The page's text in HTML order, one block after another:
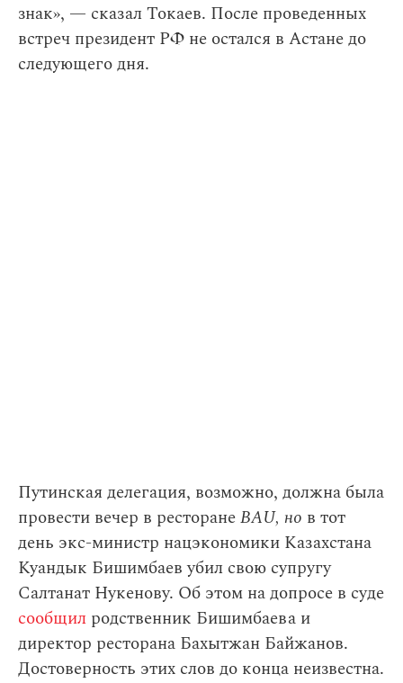
знак», — сказал Токаев. После проведенных
встреч президент РФ не остался в Астане до
следующего дня.
Путинская делегация, возможно, должна была
провести вечер в ресторанеBAU, но в тот
день экс-министр нацэкономики Казахстана
Куандык Бишимбаев убил свою супругу
Салтанат Нукенову. Об этом на допросе в суде
сообщил родственник Бишимбаева и
директор ресторана Бахытжан Байжанов.
Достоверность этих слов до конца неизвестна.